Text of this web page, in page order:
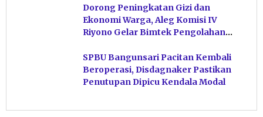
Dorong Peningkatan Gizi dan
Ekonomi Warga, Aleg Komisi IV
Riyono Gelar Bimtek Pengolahan
SPBU Bangunsari Pacitan Kembali
Beroperasi, Disdagnaker Pastikan
Penutupan Dipicu Kendala Modal